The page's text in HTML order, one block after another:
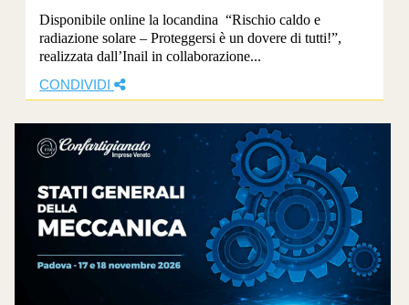
Disponibile online la locandina “Rischio caldo e
radiazione solare – Proteggersi è un dovere di tutti!”,
realizzata dall’Inail in collaborazione...
CONDIVIDI